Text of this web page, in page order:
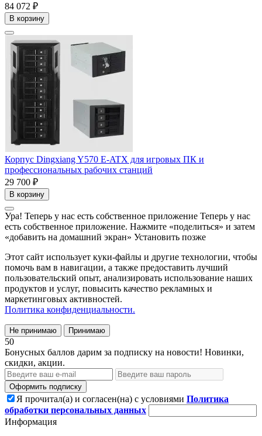
84 072 ₽
В корзину
Корпус Dingxiang Y570 E-ATX для игровых ПК и
профессиональных рабочих станций
29 700 ₽
В корзину
Ура! Теперь у нас есть собственное приложение Теперь у нас
есть собственное приложение. Нажмите «поделиться» и затем
«добавить на домашний экран» Установить позже
Этот сайт использует куки-файлы и другие технологии, чтобы
помочь вам в навигации, а также предоставить лучший
пользовательский опыт, анализировать использование наших
продуктов и услуг, повысить качество рекламных и
маркетинговых активностей.
Политика конфиденциальности.
Не принимаю Принимаю
50
Бонусных баллов дарим за подписку на новости! Новинки,
скидки, акции.
Оформить подписку
Я прочитал(а) и согласен(на) с условиями Политика
обработки персональных данных
Информация